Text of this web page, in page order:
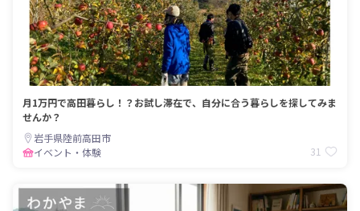
月1万円で高田暮らし！？お試し滞在で、自分に合う暮らしを探してみま
せんか？
岩手県陸前高田市
イベント・体験
31